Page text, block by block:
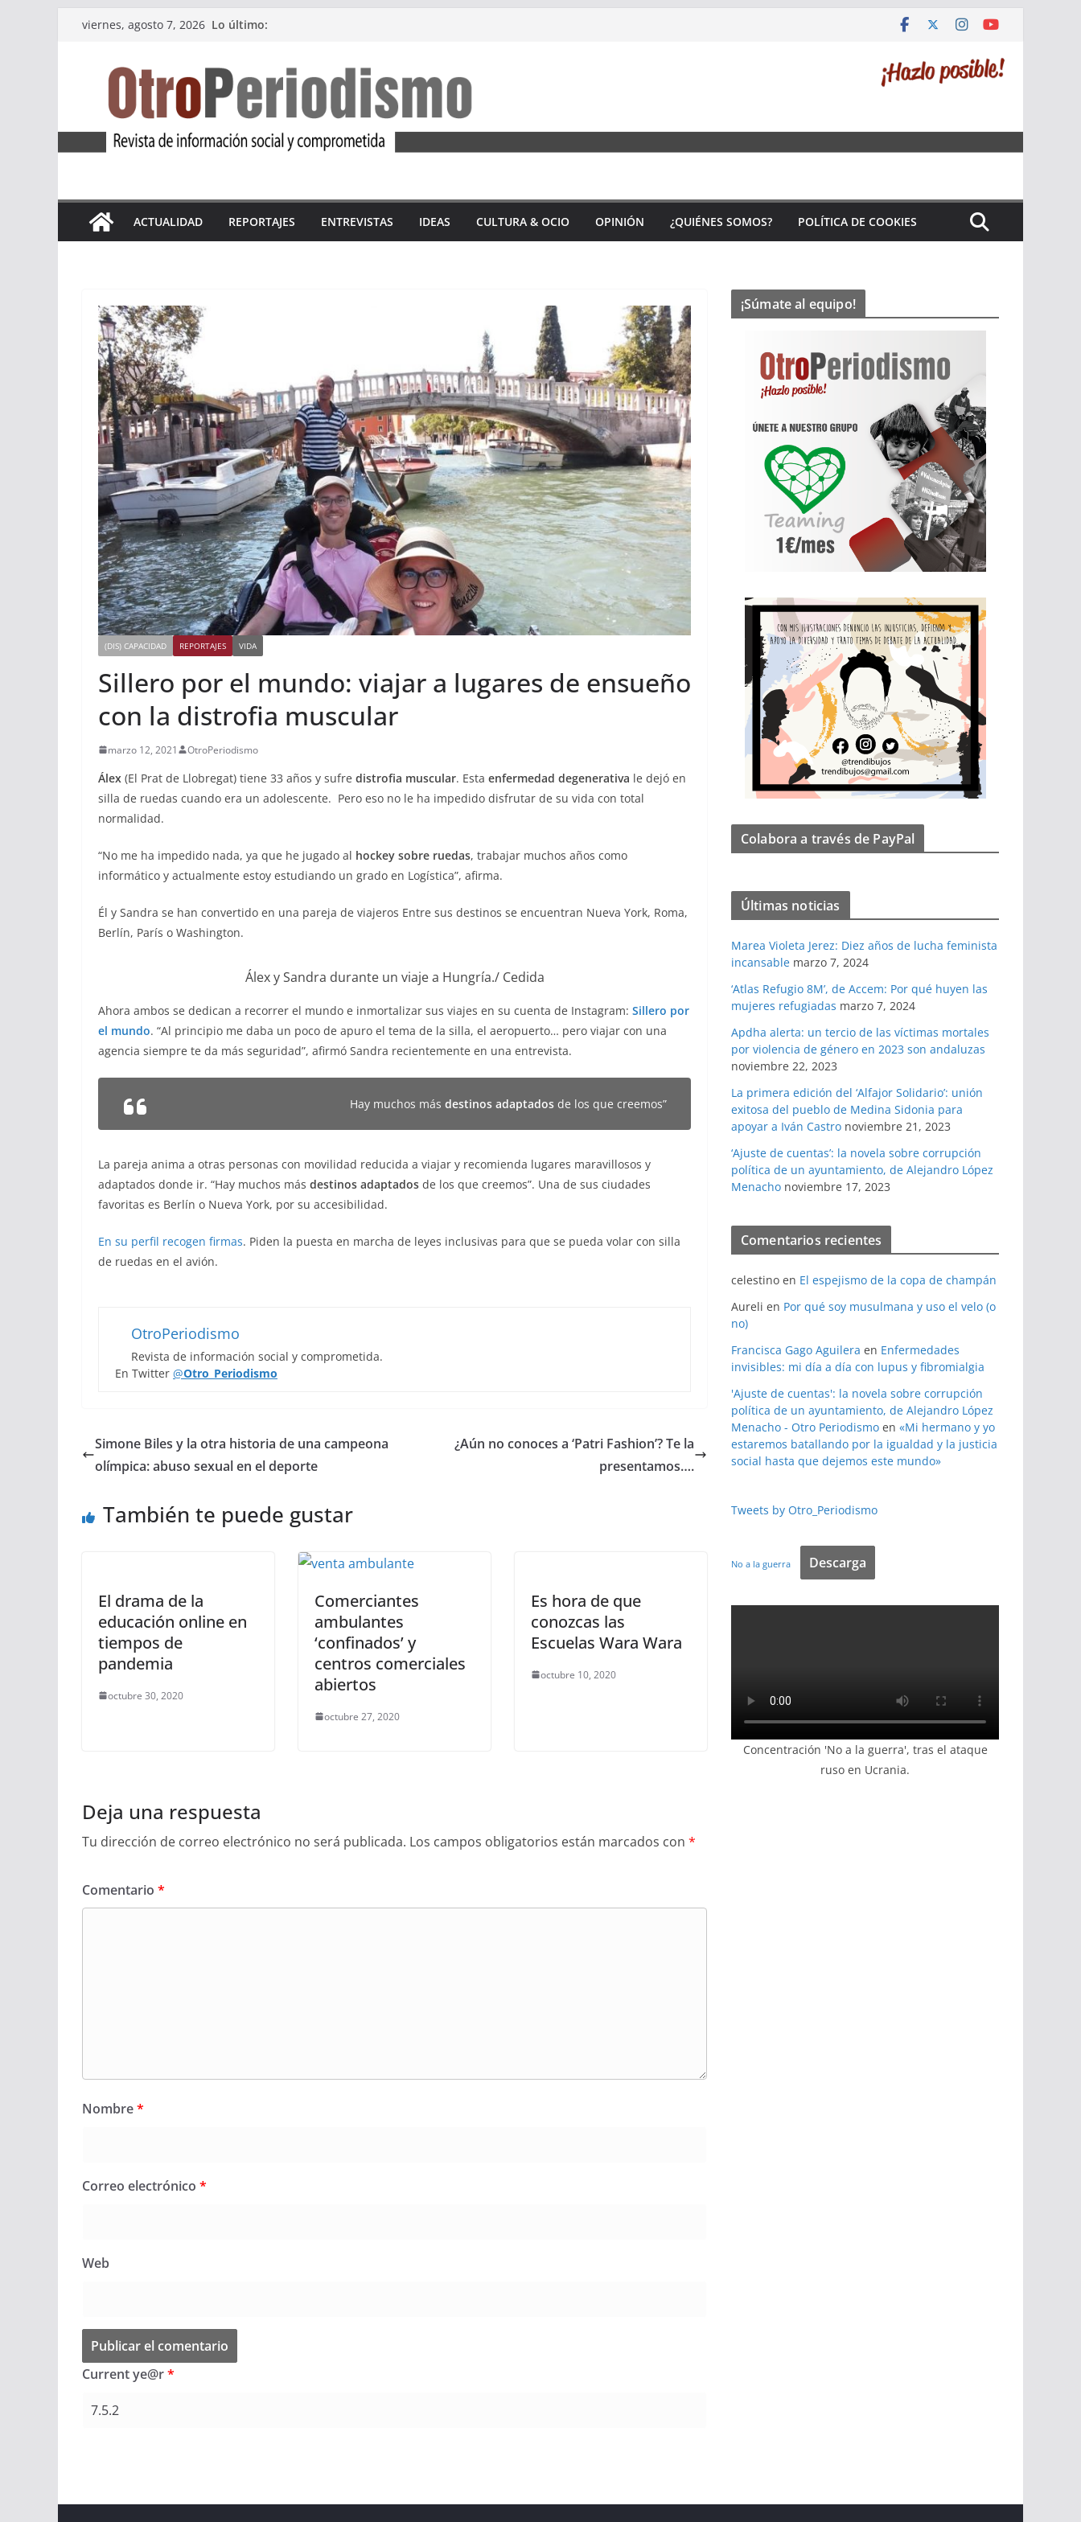
Saltar
contenido
viernes, agosto 7, 2026 Lo último:
ACTUALIDAD REPORTAJES ENTREVISTAS IDEAS CULTURA & OCIO OPINIÓN ¿QUIÉNES SOMOS? POLÍTICA DE COOKIES
(DIS) CAPACIDAD REPORTAJES VIDA
Sillero por el mundo: viajar a lugares de ensueño
con la distrofia muscular
marzo 12, 2021 OtroPeriodismo
Álex (El Prat de Llobregat) tiene 33 años y sufre distrofia muscular. Esta enfermedad degenerativa le dejó en
silla de ruedas cuando era un adolescente. Pero eso no le ha impedido disfrutar de su vida con total
normalidad.
“No me ha impedido nada, ya que he jugado al hockey sobre ruedas, trabajar muchos años como
informático y actualmente estoy estudiando un grado en Logística”, afirma.
Él y Sandra se han convertido en una pareja de viajeros Entre sus destinos se encuentran Nueva York, Roma,
Berlín, París o Washington.
Álex y Sandra durante un viaje a Hungría./ Cedida
Ahora ambos se dedican a recorrer el mundo e inmortalizar sus viajes en su cuenta de Instagram: Sillero por
el mundo. “Al principio me daba un poco de apuro el tema de la silla, el aeropuerto… pero viajar con una
agencia siempre te da más seguridad”, afirmó Sandra recientemente en una entrevista.
Hay muchos más destinos adaptados de los que creemos”
La pareja anima a otras personas con movilidad reducida a viajar y recomienda lugares maravillosos y
adaptados donde ir. “Hay muchos más destinos adaptados de los que creemos”. Una de sus ciudades
favoritas es Berlín o Nueva York, por su accesibilidad.
En su perfil recogen firmas. Piden la puesta en marcha de leyes inclusivas para que se pueda volar con silla
de ruedas en el avión.
OtroPeriodismo
Revista de información social y comprometida.
En Twitter @Otro_Periodismo
Simone Biles y la otra historia de una campeona
olímpica: abuso sexual en el deporte
¿Aún no conoces a ‘Patri Fashion’? Te la
presentamos….
También te puede gustar
El drama de la
educación online en
tiempos de
pandemia
octubre 30, 2020
Comerciantes
ambulantes
‘confinados’ y
centros comerciales
abiertos
octubre 27, 2020
Es hora de que
conozcas las
Escuelas Wara Wara
octubre 10, 2020
Deja una respuesta
Tu dirección de correo electrónico no será publicada. Los campos obligatorios están marcados con *
Comentario *
Nombre*
Correo electrónico *
Web
Current ye@r*
¡Súmate al equipo!
Colabora a través de PayPal
Últimas noticias
Marea Violeta Jerez: Diez años de lucha feminista
incansable marzo 7, 2024
‘Atlas Refugio 8M’, de Accem: Por qué huyen las
mujeres refugiadas marzo 7, 2024
Apdha alerta: un tercio de las víctimas mortales
por violencia de género en 2023 son andaluzas
noviembre 22, 2023
La primera edición del ‘Alfajor Solidario’: unión
exitosa del pueblo de Medina Sidonia para
apoyar a Iván Castro noviembre 21, 2023
‘Ajuste de cuentas’: la novela sobre corrupción
política de un ayuntamiento, de Alejandro López
Menacho noviembre 17, 2023
Comentarios recientes
celestino en El espejismo de la copa de champán
Aureli en Por qué soy musulmana y uso el velo (o
no)
Francisca Gago Aguilera en Enfermedades
invisibles: mi día a día con lupus y fibromialgia
'Ajuste de cuentas': la novela sobre corrupción
política de un ayuntamiento, de Alejandro López
Menacho - Otro Periodismo en «Mi hermano y yo
estaremos batallando por la igualdad y la justicia
social hasta que dejemos este mundo»
Tweets by Otro_Periodismo
No a la guerra Descarga
Concentración 'No a la guerra', tras el ataque
ruso en Ucrania.